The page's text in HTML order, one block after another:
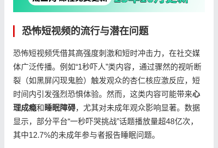
恐怖短视频的流行与潜在问题
恐怖短视频凭借其高强度刺激和短时冲击力，在社交媒
体广泛传播。例如“1秒吓人”类内容，通过骤然的视听断
裂（如黑屏闪现鬼脸）触发观众的杏仁核应激反应，短
时间内引发强烈恐惧体验。然而，这类内容可能带来​​心
理成瘾​​和​ ​睡眠障碍​​，尤其对未成年观众影响显著。数据
显示，部分平台“一秒吓哭挑战”话题播放量超48亿次，
其中12.7%的未成年参与者报告睡眠问题。